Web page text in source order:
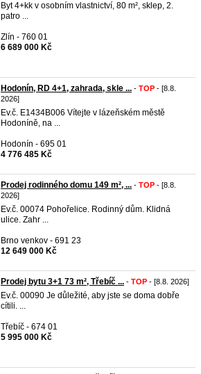
Byt 4+kk v osobním vlastnictví, 80 m², sklep, 2.
patro ...
Zlín - 760 01
6 689 000 Kč
Hodonín, RD 4+1, zahrada, skle ... - TOP - [8.8.
2026]
Ev.č. E1434B006 Vítejte v lázeňském městě
Hodoníně, na ...
Hodonín - 695 01
4 776 485 Kč
Prodej rodinného domu 149 m², ... - TOP - [8.8.
2026]
Ev.č. 00074 Pohořelice. Rodinný dům. Klidná
ulice. Zahr ...
Brno venkov - 691 23
12 649 000 Kč
Prodej bytu 3+1 73 m², Třebíč ... - TOP - [8.8. 2026]
Ev.č. 00090 Je důležité, aby jste se doma dobře
cítili. ...
Třebíč - 674 01
5 995 000 Kč